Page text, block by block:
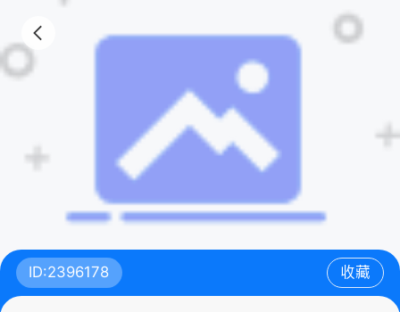
ID:2396178 收藏